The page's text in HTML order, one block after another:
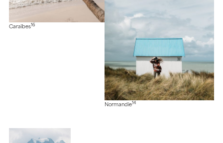
Caraïbes16
Normandie14